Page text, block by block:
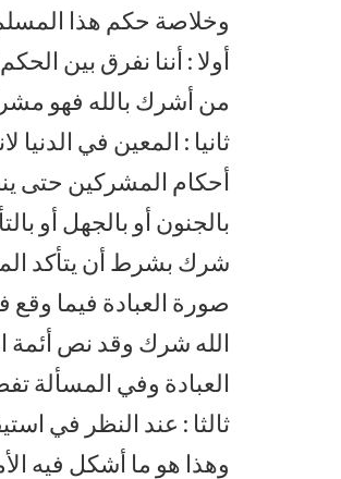
وخلاصة حكم هذا
أولا : أننا نفرق بين
من أشرك بالله فهو
ثانيا : المعين في
أحكام المشركين حتى
بالجنون أو بالجهل أو
شرك بشرط أن يتأكد
صورة العبادة فيما وقع
الله شرك وقد نص أئمة
العبادة وفي المسألة
ثالثا : عند النظر في
وهذا هو ما أشكل فيه